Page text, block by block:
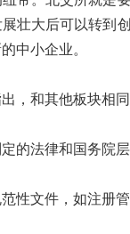
壮大后可以转到
中小企业。
，和其他板块相
的法律和国务院层
性文件，如注册